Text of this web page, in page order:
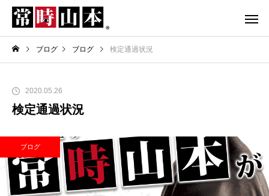
ブログ ブログ 検定通過状況
2020.05.26
検定通過状況
ブログ